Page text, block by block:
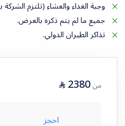
وجبة الغداء والعشاء (تلتزم
جميع ما لم يتم ذكره بالعرض.
تذاكر الطيران الدولي.
من 2380
⃁
احجز